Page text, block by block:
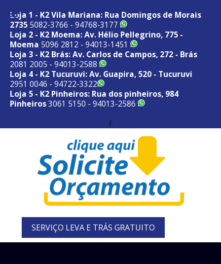
Loja 1 - K2 Vila Mariana: Rua Domingos de Morais
2735 5082-3766 - 94768-3177
Loja 2 - K2 Moema: Av. Hélio Pellegrino, 775 -
Moema 5096 2812 - 94013-1451
Loja 3 - K2 Brás: Av. Carlos de Campos, 272 - Brás
2081 2005 - 94013-2588
Loja 4 - K2 Tucuruvi: Av. Guapira, 520 - Tucuruvi
2951 0046 - 94722-3322
Loja 5 - K2 Pinheiros: Rua dos pinheiros, 984
Pinheiros3061 5150 - 94013-2586
SERVIÇO LEVA E TRÁS GRATUITO